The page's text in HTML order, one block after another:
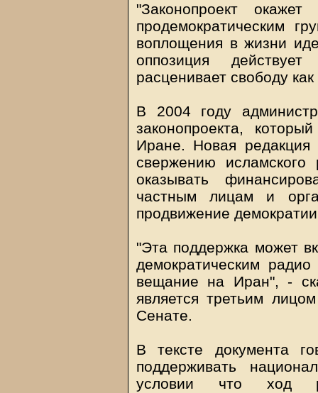
"Законопроект
продемократическим
воплощения в жизни
оппозиция
расценивает свободу
В 2004 году
законопроекта,
Иране. Новая редакция
свержению
оказывать
частным лицам и
продвижение
"Эта поддержка может
демократическим
вещание на Иран", -
является третьим
Сенате.
В тексте документа
поддерживать
условии что ход